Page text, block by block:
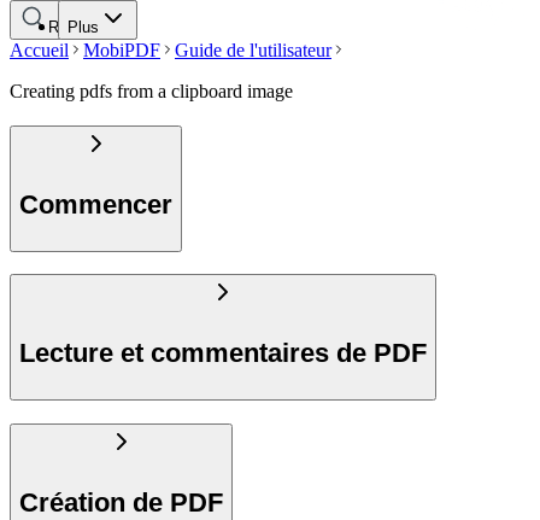
Plus
Rechercher
Accueil MobiPDF
Guide de l'utilisateur
Creating pdfs from a clipboard image
Commencer
Lecture et commentaires de PDF
Création de PDF